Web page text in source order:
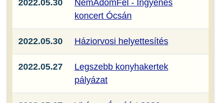
2022.05.30
NemAdomFel - Ingyenes
koncert Ócsán
2022.05.30 Háziorvosi helyettesítés
2022.05.27
Legszebb konyhakertek
pályázat